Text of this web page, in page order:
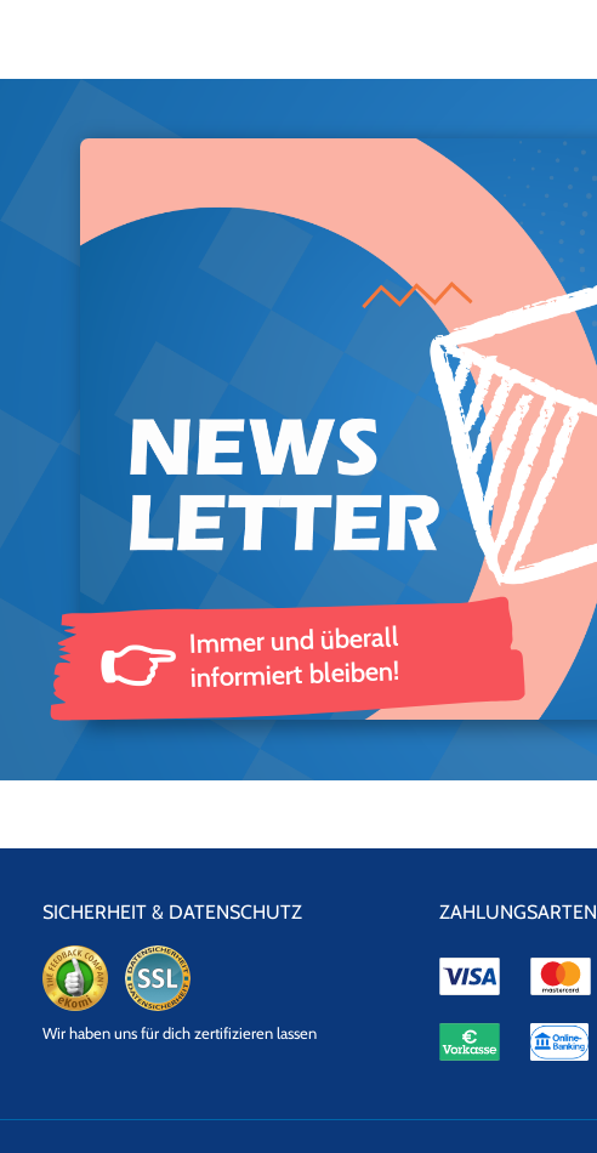
👉 Immer und überall
informiert bleiben!
SICHERHEIT & DATENSCHUTZ
Datensicherheit
Wir haben uns für dich zertifizieren lassen
ZAHLUNGSARTEN